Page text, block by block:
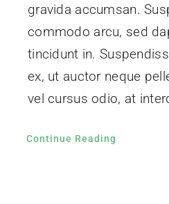
gravida accumsan.
commodo arcu, sed
tincidunt in.
ex, ut auctor neque
vel cursus odio, at
Continue Reading